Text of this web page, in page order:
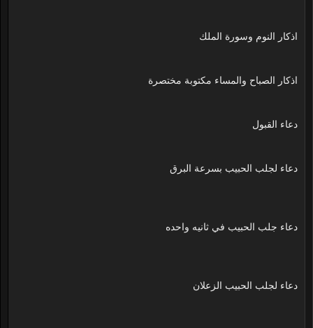
اذكار النوم وسورة الملك
اذكار الصباح والمساء مكتوبة مختصرة
دعاء القبول
دعاء لجلب الحبيب بسرعة البرق
دعاء جلب الحبيب في ثانيه واحده
دعاء لجلب الحبيب الزعلان